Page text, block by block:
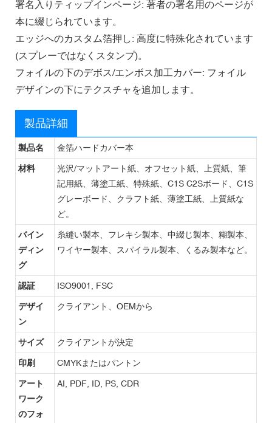
署名入りティップインページ: 著者の署名用のページが
本に綴じられています。
エッジへのカスタム箔押し: 高度に特殊化されています
(スプレーではなくスタンプ)。
フォイルの下のデボス/エンボス加工カバー: フォイル
デザインの下にテクスチャを追加します。
製品詳細
製品名 金箔ハードカバー本
材料
光沢/マットアート紙、オフセット紙、上質紙、筆
記用紙、薄塗工紙、特殊紙、C1S C2Sボード、C1S
グレーボード、クラフト紙、薄塗工紙、上質紙な
ど。
バイン
ディン
グ
糸縫い製本、フレキシ製本、中綴じ製本、糊製本、
ワイヤー製本、スパイラル製本、くるみ製本など。
認証 ISO9001, FSC
デザイ
ン
クライアント、OEMから
サイズ クライアントが決定
印刷 CMYKまたはパントン
アート
ワーク
のフォ
AI, PDF, ID, PS, CDR